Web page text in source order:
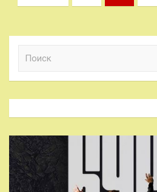
записей
к